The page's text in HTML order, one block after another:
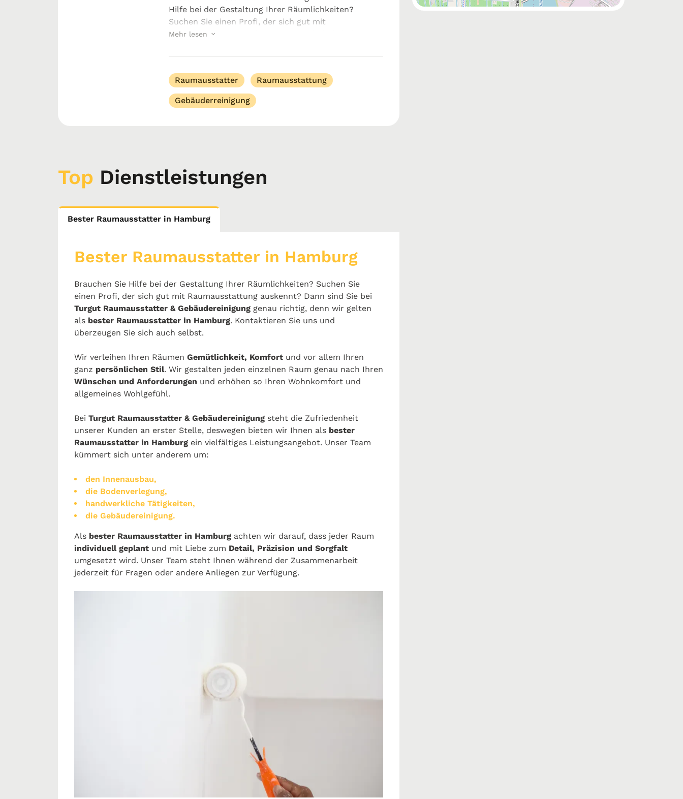
Hilfe bei der Gestaltung Ihrer Räumlichkeiten?
Suchen Sie einen Profi, der sich gut mit
Raumausstattung auskennt? Dann sind Sie bei Turgut
Mehr lesen
Raumausstatter Raumausstattung
Gebäuderreinigung
Top Dienstleistungen
Bester Raumausstatter in Hamburg
Bester Raumausstatter in Hamburg
Brauchen Sie Hilfe bei der Gestaltung Ihrer Räumlichkeiten? Suchen Sie
einen Profi, der sich gut mit Raumausstattung auskennt? Dann sind Sie bei
Turgut Raumausstatter & Gebäudereinigung genau richtig, denn wir gelten
als bester Raumausstatter in Hamburg. Kontaktieren Sie uns und
überzeugen Sie sich auch selbst.
Wir verleihen Ihren Räumen Gemütlichkeit, Komfort und vor allem Ihren
ganz persönlichen Stil. Wir gestalten jeden einzelnen Raum genau nach Ihren
Wünschen und Anforderungen und erhöhen so Ihren Wohnkomfort und
allgemeines Wohlgefühl.
Bei Turgut Raumausstatter & Gebäudereinigung steht die Zufriedenheit
unserer Kunden an erster Stelle, deswegen bieten wir Ihnen als bester
Raumausstatter in Hamburg ein vielfältiges Leistungsangebot. Unser Team
kümmert sich unter anderem um:
den Innenausbau,
die Bodenverlegung,
handwerkliche Tätigkeiten,
die Gebäudereinigung.
Als bester Raumausstatter in Hamburg achten wir darauf, dass jeder Raum
individuell geplant und mit Liebe zum Detail, Präzision und Sorgfalt
umgesetzt wird. Unser Team steht Ihnen während der Zusammenarbeit
jederzeit für Fragen oder andere Anliegen zur Verfügung.